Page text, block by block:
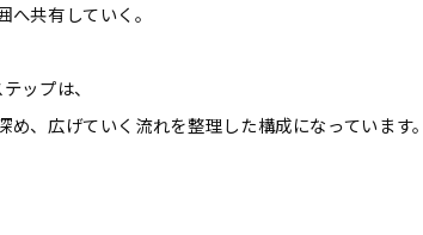
共有していく。
テップは、
、広げていく流れを整理した構成になっています。